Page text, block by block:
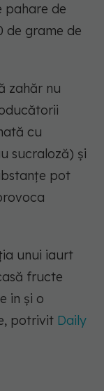
pahare de
de grame de
zahăr nu
cu
sucraloză) și
pot
unui iaurt
fructe
in și o
potrivit Daily